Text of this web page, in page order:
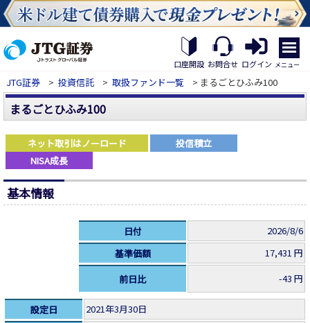
口座開設 お問合せ ログイン
繝｡
繝
九
繝
繧
メニュー
JTG証券 > 投資信託 > 取扱ファンド一覧 > まるごとひふみ100
まるごとひふみ100
ネット取引はノーロード
投信積立
NISA成長
基本情報
日付
2026/8/6
基準価額
17,431 円
前日比
-43 円
設定日
2021年3月30日